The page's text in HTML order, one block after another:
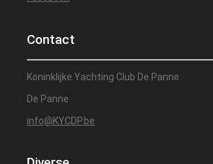
Contact
Koninklijke Yachting Club De Panne
De Panne
info@KYCDP.be